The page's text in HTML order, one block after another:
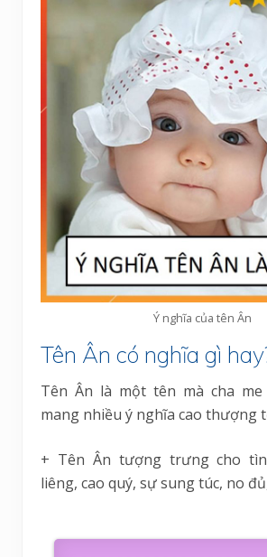
Ý nghĩa của tên Ân
Tên Ân có nghĩa gì
Tên Ân là một tên mà cha
mang nhiều ý nghĩa cao thượng
+ Tên Ân tượng trưng cho
liêng, cao quý, sự sung túc, no